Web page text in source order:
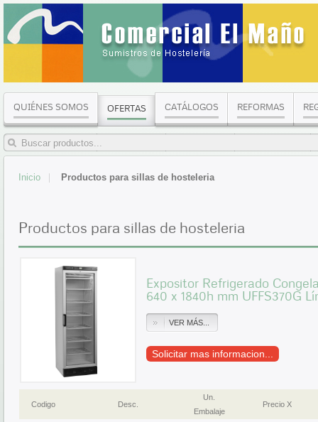
QUIÉNES SOMOS OFERTAS CATÁLOGOS REFORMAS
Inicio Productos para sillas de hosteleria
Productos para sillas de hosteleria
Expositor Refrigerado
640 x 1840h mm UFFS370G
VER MÁS...
Solicitar mas informacion...
Codigo Desc.
Un.
Embalaje
Precio X